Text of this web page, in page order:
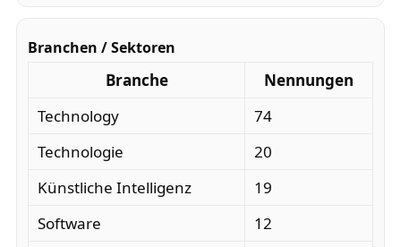
Branchen / Sektoren
Branche
Nennungen
Technology
74
Technologie
20
Künstliche Intelligenz
19
Software
12